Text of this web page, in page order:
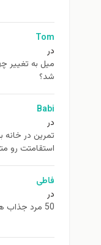
Tom
در
ميل به تغيير
شد؟
Babi
در
استقامتت رو
فاطی
در
50 مرد جذاب همه دوران ها